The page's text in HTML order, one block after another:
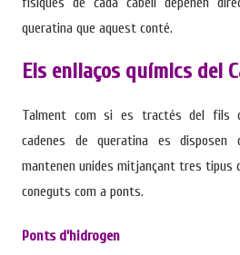
enllà de la decoloració total,
busqui aclarir la teva base
segons la tècnica emprada. Com
desitjat, més agressiu haurà de
La bellesa comença amb un
que el procés de decoloració
la fibra capil·lar, deixant el cabell
diagnòstic acurat i honest abans
queratina que aquest conté.
Els enllaços químics del
Talment com si es tractés del fils
cadenes de queratina es disposen
mantenen unides mitjançant tres tipus
coneguts com a ponts.
Ponts d’hidrogen